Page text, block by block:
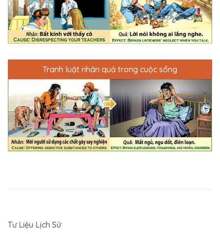
Tranh luật nhân quả trong cuộc sống
Tư Liệu Lịch Sử